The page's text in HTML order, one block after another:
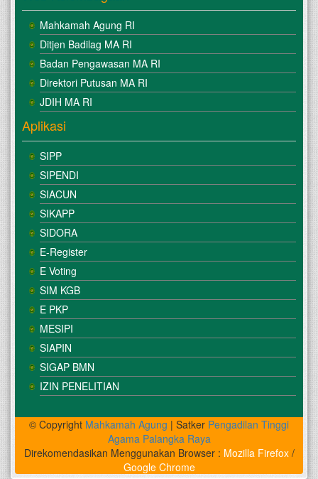
Mahkamah Agung RI
Ditjen Badilag MA RI
Badan Pengawasan MA RI
Direktori Putusan MA RI
JDIH MA RI
Aplikasi
SIPP
SIPENDI
SIACUN
SIKAPP
SIDORA
E-Register
E Voting
SIM KGB
E PKP
MESIPI
SIAPIN
SIGAP BMN
IZIN PENELITIAN
© Copyright Mahkamah Agung | Satker Pengadilan Tinggi
Agama Palangka Raya
Direkomendasikan Menggunakan Browser : Mozilla Firefox/
Google Chrome